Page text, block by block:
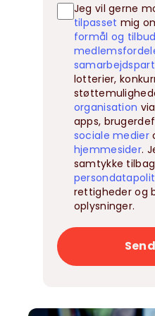
Jeg vil gerne
tilpasset mig
formål og tilbud
lotterier,
organisation
apps,
sociale medier
hjemmesider.
samtykke
rettigheder og
oplysninger.